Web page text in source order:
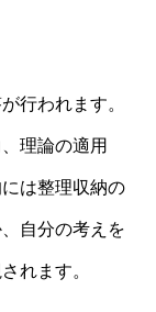
行われます。
理論の適用
は整理収納の
自分の考えを
れます。